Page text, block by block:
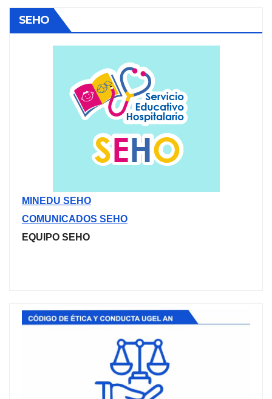
SEHO
MINEDU SEHO
COMUNICADOS SEHO
EQUIPO SEHO